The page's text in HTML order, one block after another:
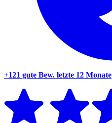
+121 gute Bew. letzte 12 Monate